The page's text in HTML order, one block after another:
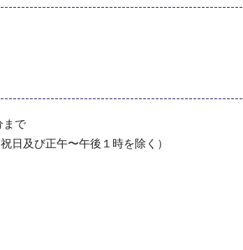
まで
⽇及び正午〜午後１時を除く）